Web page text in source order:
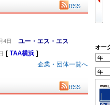
RSS
4日 ユー・エス・エス
[ TAA横浜 ]
企業・団体一覧へ
RSS
オー